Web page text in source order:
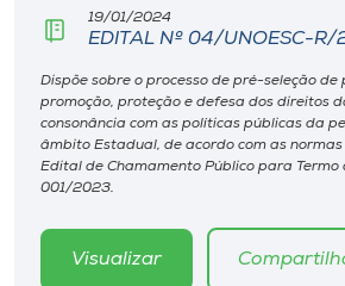
Editora
Rádio
Museu
Unoesc
19/01/2024
EDITAL Nº 04/UNOESC-
Dispõe sobre o processo de pré-seleção
promoção, proteção e defesa dos direitos
consonância com as políticas públicas da
âmbito Estadual, de acordo com as
Edital de Chamamento Público para Termo
001/2023.
Visualizar